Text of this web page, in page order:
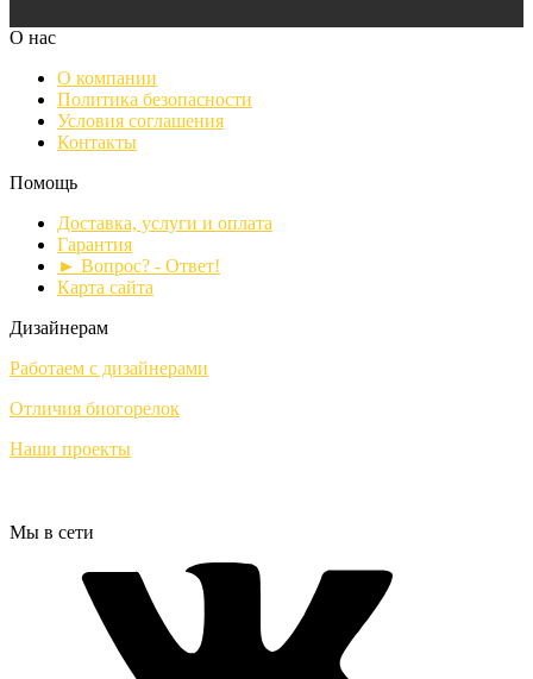
О нас
О компании
Политика безопасности
Условия соглашения
Контакты
Помощь
Доставка, услуги и оплата
Гарантия
► Вопрос? - Ответ!
Карта сайта
Дизайнерам
Работаем с дизайнерами
Отличия биогорелок
Наши проекты
Мы в сети